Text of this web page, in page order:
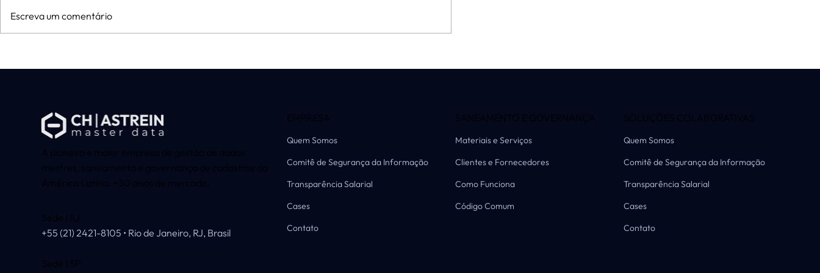
e Astrein consolida a
América Latina
empresa de treinamento
Escreva um comentário
A pioneira e maior empresa de gestão de dados
mestres, saneamento e governança de cadastros da
América Latina. +30 anos de mercado.
Sede | RJ
+55 (21) 2421-8105 • Rio de Janeiro, RJ, Brasil
Sede | SP
EMPRESA
Quem Somos
Comitê de Segurança da Informação
Transparência Salarial
Cases
Contato
SANEAMENTO E GOVERNANÇA
Materiais e Serviços
Clientes e Fornecedores
Como Funciona
Código Comum
SOLUÇÕES COLABORATIVAS
Quem Somos
Comitê de Segurança da Informação
Transparência Salarial
Cases
Contato